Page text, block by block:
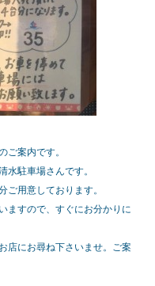
ご案内です。
水駐車場さんです。
ご用意しております。
ますので、すぐにお分かりに
店にお尋ね下さいませ。ご案